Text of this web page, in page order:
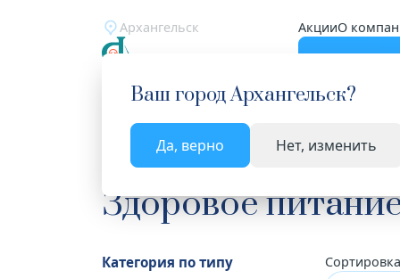
Архангельск АкцииО
Ваш городАрхангельск?
Да, верно Нет, изменить
Главная Каталог Здоровое питание
Здоровое
Категория по типу